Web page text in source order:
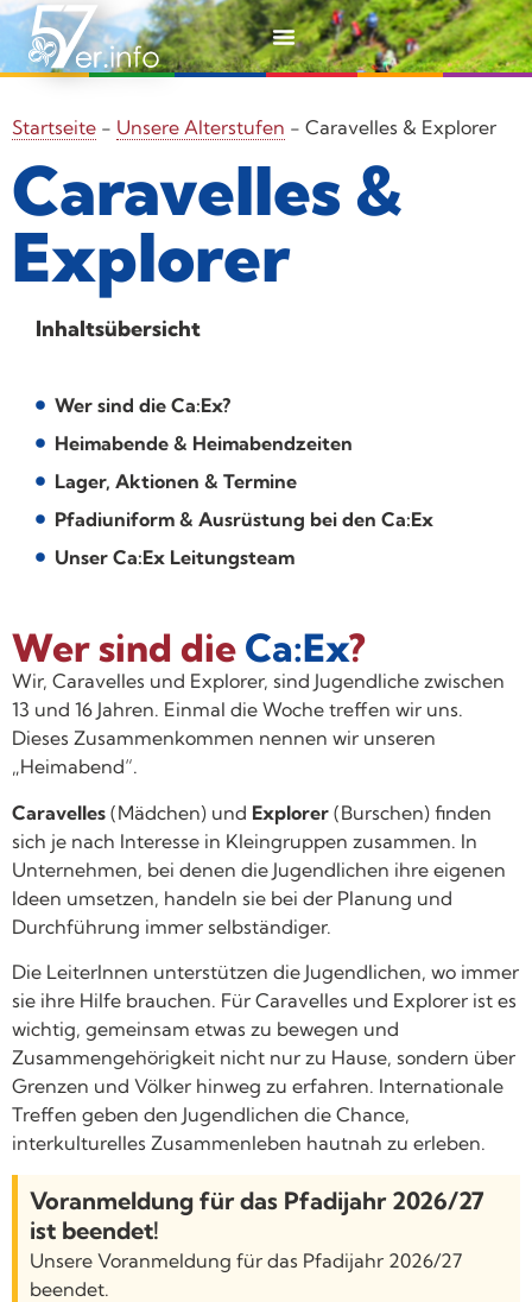
Startseite - Unsere Alterstufen - Caravelles & Explorer
Caravelles &
Explorer
Inhaltsübersicht
Wer sind die Ca:Ex?
Heimabende & Heimabendzeiten
Lager, Aktionen & Termine
Pfadiuniform & Ausrüstung bei den Ca:Ex
Unser Ca:Ex Leitungsteam
Wer sind die Ca:Ex?
Wir, Caravelles und Explorer, sind Jugendliche zwischen
13 und 16 Jahren. Einmal die Woche treffen wir uns.
Dieses Zusammenkommen nennen wir unseren
„Heimabend“.
Caravelles (Mädchen) und Explorer (Burschen) finden
sich je nach Interesse in Kleingruppen zusammen. In
Unternehmen, bei denen die Jugendlichen ihre eigenen
Ideen umsetzen, handeln sie bei der Planung und
Durchführung immer selbständiger.
Die LeiterInnen unterstützen die Jugendlichen, wo immer
sie ihre Hilfe brauchen. Für Caravelles und Explorer ist es
wichtig, gemeinsam etwas zu bewegen und
Zusammengehörigkeit nicht nur zu Hause, sondern über
Grenzen und Völker hinweg zu erfahren. Internationale
Treffen geben den Jugendlichen die Chance,
interkulturelles Zusammenleben hautnah zu erleben.
Voranmeldung für das Pfadijahr 2026/27
ist beendet!
Unsere Voranmeldung für das Pfadijahr 2026/27
beendet.